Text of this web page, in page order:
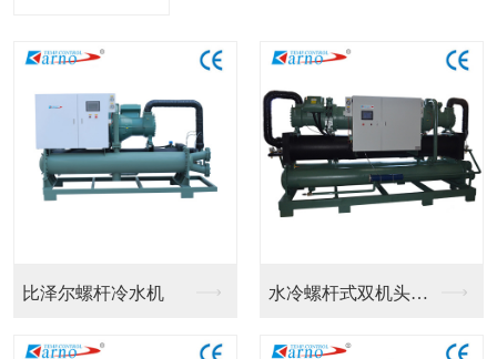
比泽尔螺杆冷水机 水冷螺杆式双机头冷水...